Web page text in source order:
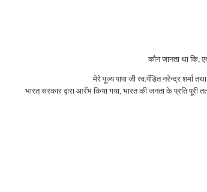
कौन जानता था कि,
मेरे पूज्य पापा जी स्व.पँडित नरेन्द्र शर्मा
भारत सरकार द्वारा आरँभ किया गया, भारत की जनता के प्रति पूरी